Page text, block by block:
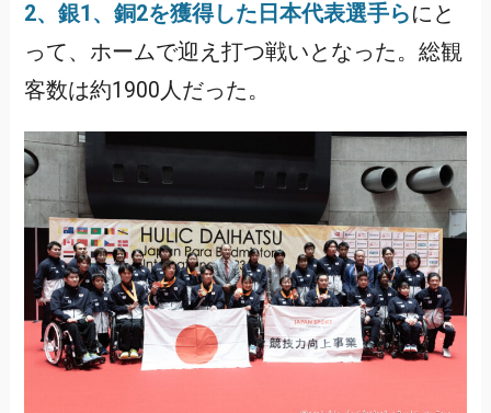
2、銀1、銅2を獲得した日本代表選手らにと
って、ホームで迎え打つ戦いとなった。総観
客数は約1900人だった。